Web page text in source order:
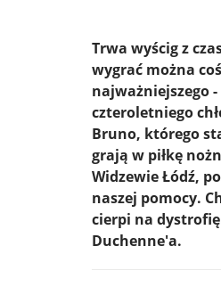
Trwa wyścig z
wygrać można coś
najważniejszego -
czteroletniego
Bruno, którego
grają w piłkę
Widzewie Łódź,
naszej pomocy.
cierpi na
Duchenne'a.